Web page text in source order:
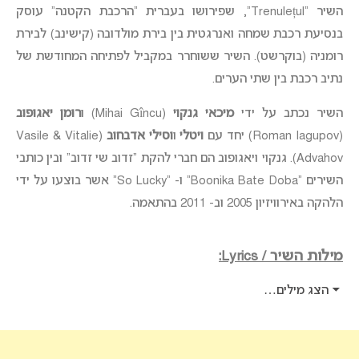
השיר “Trenulețul”, שפירושו בעברית “הרכבת הקטנה” עוסק
בנסיעת רכבת שמחה ואנרגטית בין בירת מולדובה (קישינב) לבירת
רומניה (בוקרשט). השיר ששוחרר במקביל לפתיחה המחודשת של
נתיב רכבת בין שתי הערים.
השיר נכתב על ידימיכאי גנקוי (Mihai Gîncu) ו
רומן יאגופוב
(Roman Iagupov) יחד עם
ויטלי ווסילי אדבחוב
(Vasile & Vitalie
Advahov). גנקוי ויאגופוב הם חברי להקת “זדוב שי זדוב” ובין כותבי
השירים “Boonika Bate Doba” ו- “So Lucky” אשר בוצעו על ידי
הלהקה באירוויזיון 2005 וב- 2011 בהתאמה.
מילות השיר / Lyrics:
הצג מילים…